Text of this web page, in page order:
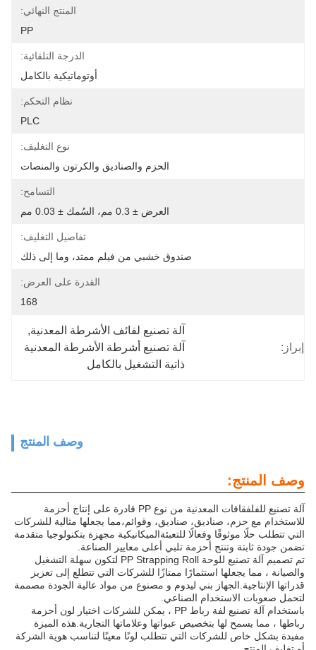
المنتج النهائي:
PP
الدرجة التلقائية:
أوتوماتيكية بالكامل
نظام التحكم:
PLC
نوع التغليف:
الحزم والصناديق والكرتون والمنصات
التسامح:
العرض ± 0.3 مم، السُمك ± 0.03 مم
تفاصيل التغليف:
صندوق خشبي من فيلم ممتد، وما إلى ذلك
القدرة على العرض:
168
إبراز:
آلة تصنيع لفائف الأشرطة المعدنية,
ذاتية التشغيل بالكامل
وصف المنتج
وصف المنتج:
آلة تصنيع للفلفقاقات المعدنية من نوع PP قادرة على إنتاج أحزمة
للاستخدام مع حزم، صناديق، صناديق، وقوائم،مما يجعلها مثالية للشركات
التي تتطلب حلًا موثوقًا وفعالًا للتعبئةالميكانيكية مجهزة بتكنولوجيا متقدمة
تضمن جودة ثابتة وتنتج أحزمة تلبي أعلى معايير الصناعة.
تم تصميم آلة تصنيع للوحة PP Strapping Roll لتكون سهلة التشغيل
والصيانة ، مما يجعلها استثمارًا ممتازًا للشركات التي تتطلع إلى تعزيز
قدراتها الإنتاجية.الجهاز بني ليدوم و مصنوع من مواد عالية الجودة مصممة
لتحمل صعوبات الاستخدام الصناعي.
باستخدام آلة تصنيع لفة رباط PP ، يمكن للشركات اختيار لون أحزمة
رباطها ، مما يسمح لها بتخصيص عبواتها وعلاماتها التجارية.هذه الميزة
مفيدة بشكل خاص للشركات التي تتطلب لونًا معينًا لتناسب هوية الشركة